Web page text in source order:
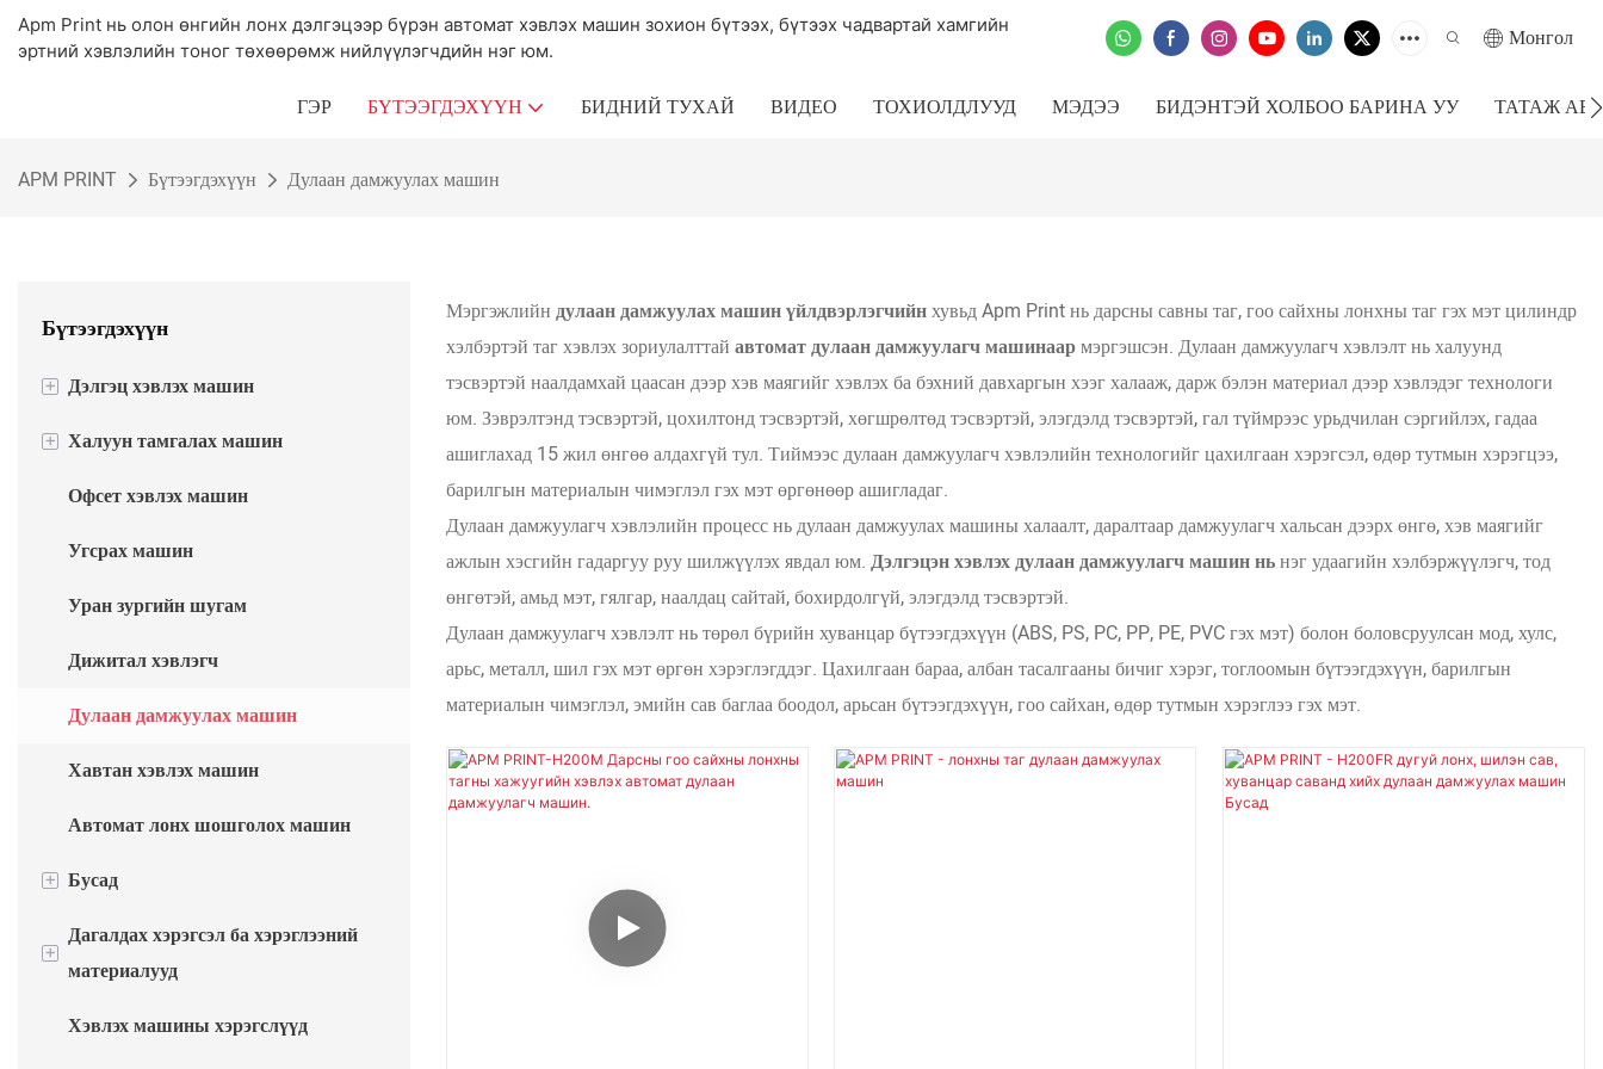
Apm Print нь олон өнгийн лонх дэлгэцээр бүрэн автомат хэвлэх машин зохион бүтээх, бүтээх чадвартай хамгийн
эртний хэвлэлийн тоног төхөөрөмж нийлүүлэгчдийн нэг юм.
Монгол
ГЭР БҮТЭЭГДЭХҮҮН БИДНИЙ ТУХАЙ ВИДЕО ТОХИОЛДЛУУД МЭДЭЭ БИДЭНТЭЙ ХОЛБОО БАРИНА УУ ТАТАЖ
APM PRINT Бүтээгдэхүүн Дулаан дамжуулах машин
Бүтээгдэхүүн
+ Дэлгэц хэвлэх машин
Хагас автомат дэлгэц хэвлэх машин
Автомат дэлгэц хэвлэх машин
+ Халуун тамгалах машин
Хагас автомат халуун тугалган цаас
Офсет хэвлэх машин
Угсрах машин
Уран зургийн шугам
Дижитал хэвлэгч
Дулаан дамжуулах машин
Хавтан хэвлэх машин
Автомат лонх шошголох машин
+ Бусад
Аяга хийх машин
Сав баглаа боодлын машин
+
Дагалдах хэрэгсэл ба хэрэглээний
материалууд
Хэвлэх машины хэрэглээний
Хэвлэх машины хэрэгслүүд
Мэргэжлийн дулаан дамжуулах машин үйлдвэрлэгчийнхувьд Apm Print нь дарсны савны таг, гоо сайхны лонхны таг гэх мэт цилиндр
хэлбэртэй таг хэвлэх зориулалттай автомат дулаан дамжуулагч машинаармэргэшсэн. Дулаан дамжуулагч хэвлэлт нь халуунд
тэсвэртэй наалдамхай цаасан дээр хэв маягийг хэвлэх ба бэхний давхаргын хээг халааж, дарж бэлэн материал дээр хэвлэдэг технологи
юм. Зэврэлтэнд тэсвэртэй, цохилтонд тэсвэртэй, хөгшрөлтөд тэсвэртэй, элэгдэлд тэсвэртэй, гал түймрээс урьдчилан сэргийлэх, гадаа
ашиглахад 15 жил өнгөө алдахгүй тул. Тиймээс дулаан дамжуулагч хэвлэлийн технологийг цахилгаан хэрэгсэл, өдөр тутмын хэрэгцээ,
барилгын материалын чимэглэл гэх мэт өргөнөөр ашигладаг.
Дулаан дамжуулагч хэвлэлийн процесс нь дулаан дамжуулах машины халаалт, даралтаар дамжуулагч хальсан дээрх өнгө, хэв маягийг
ажлын хэсгийн гадаргуу руу шилжүүлэх явдал юм. Дэлгэцэн хэвлэх дулаан дамжуулагч машин ньнэг удаагийн хэлбэржүүлэгч, тод
өнгөтэй, амьд мэт, гялгар, наалдац сайтай, бохирдолгүй, элэгдэлд тэсвэртэй.
Дулаан дамжуулагч хэвлэлт нь төрөл бүрийн хуванцар бүтээгдэхүүн (ABS, PS, PC, PP, PE, PVC гэх мэт) болон боловсруулсан мод, хулс,
арьс, металл, шил гэх мэт өргөн хэрэглэгддэг. Цахилгаан бараа, албан тасалгааны бичиг хэрэг, тоглоомын бүтээгдэхүүн, барилгын
материалын чимэглэл, эмийн сав баглаа боодол, арьсан бүтээгдэхүүн, гоо сайхан, өдөр тутмын хэрэглээ гэх мэт.